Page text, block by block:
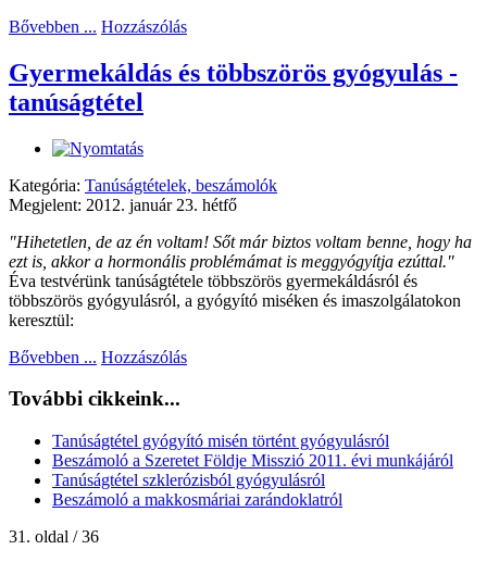
Bővebben ... Hozzászólás
Gyermekáldás és többszörös gyógyulás -
tanúságtétel
Kategória: Tanúságtételek, beszámolók
Megjelent: 2012. január 23. hétfő
"Hihetetlen, de az én voltam! Sőt már biztos voltam benne, hogy ha
ezt is, akkor a hormonális problémámat is meggyógyítja ezúttal."
Éva testvérünk tanúságtétele többszörös gyermekáldásról és
többszörös gyógyulásról, a gyógyító miséken és imaszolgálatokon
keresztül:
Bővebben ... Hozzászólás
További cikkeink...
Tanúságtétel gyógyító misén történt gyógyulásról
Beszámoló a Szeretet Földje Misszió 2011. évi munkájáról
Tanúságtétel szklerózisból gyógyulásról
Beszámoló a makkosmáriai zarándoklatról
31. oldal / 36